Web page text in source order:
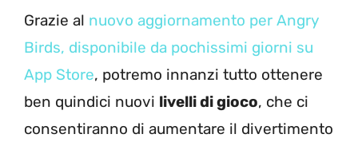
Grazie al nuovo aggiornamento per Angry
Birds, disponibile da pochissimi giorni su
App Store, potremo innanzi tutto ottenere
ben quindici nuovi livelli di gioco, che ci
consentiranno di aumentare il divertimento